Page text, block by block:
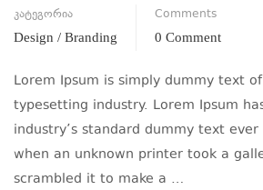
კატეგორია
Design / Branding
Comments
0 Comment
Lorem Ipsum is simply dummy text
typesetting industry. Lorem Ipsum
industry’s standard dummy text
when an unknown printer took a
scrambled it to make a …